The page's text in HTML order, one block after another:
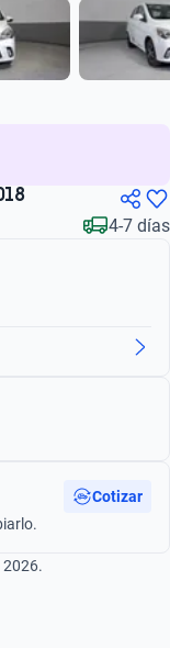
4-7 días
Cotizar
2026.